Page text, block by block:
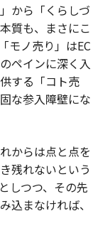
から「くらしづ
質も、まさにこ
モノ売り」はEC
ペインに深く入
する「コト売
な参入障壁にな
からは点と点を
残れないという
しつつ、その先
込まなければ、